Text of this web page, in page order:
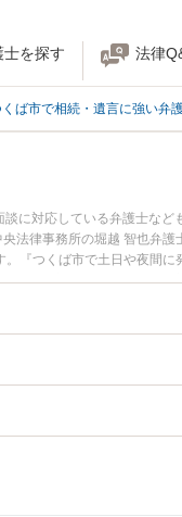
士を探す 法律
くば市で相続・遺言に強い弁
に対応している弁護士な
法律事務所の堀越 智也弁
『つくば市で土日や夜間
い』『初回相談無料で不動